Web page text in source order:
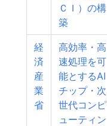
ＣＩ）の構
築
経
済
産
業
省
高効率・高
速処理を可
能とするAI
チップ・次
世代コンピ
ューティン